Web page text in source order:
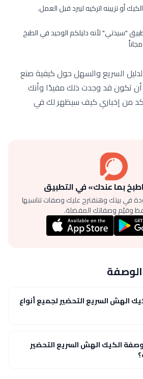
أو تزيينه اتركيه ليبرد قبل العمل.
"سيدتي" لأنه دليلكم الوحيد في الطبخ
السريع والسهل حول كيفية صنع
تكون قد وجدت ذلك مفيدًا وأنك
من إخباري كيف سيظهر لك في
بما عندك» في التطبيق
في بيتك وهنقترح عليك وصفات تناسبها
وقيّم وصفاتك المفضلة.
الهش السريع التحضير لجميع أنواع
الكيك الهش السريع التحضير